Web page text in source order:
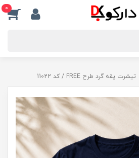
0
تیشرت یقه گرد طرح FREE / کد 11022